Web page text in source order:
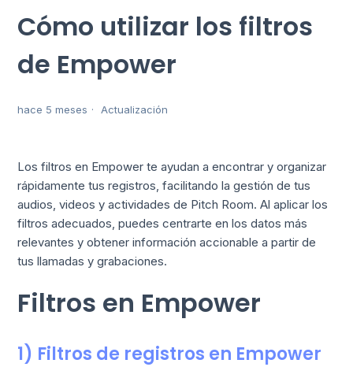
Cómo utilizar los filtros
de Empower
hace 5 meses Actualización
Los filtros en Empower te ayudan a encontrar y organizar
rápidamente tus registros, facilitando la gestión de tus
audios, videos y actividades de Pitch Room. Al aplicar los
filtros adecuados, puedes centrarte en los datos más
relevantes y obtener información accionable a partir de
tus llamadas y grabaciones.
Filtros en Empower
1) Filtros de registros en Empower